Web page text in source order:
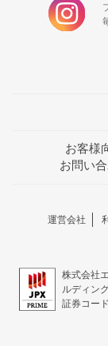
お客様
お問い
運営会社
株式会社
ルディン
証券コー